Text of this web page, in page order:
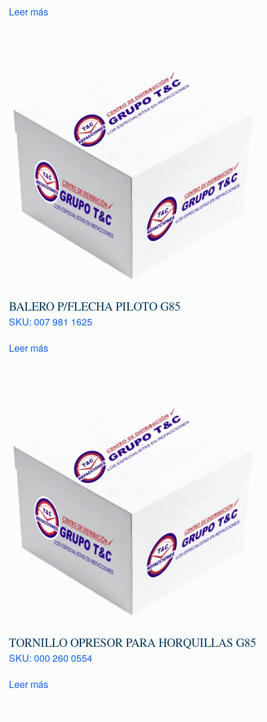
Leer más
BALERO P/FLECHA PILOTO G85
SKU: 007 981 1625
Leer más
TORNILLO OPRESOR PARA HORQUILLAS G85
SKU: 000 260 0554
Leer más